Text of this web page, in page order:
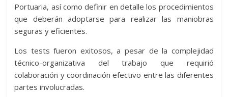
Portuaria, así como definir en detalle los procedimientos
que deberán adoptarse para realizar las maniobras
seguras y eficientes.
Los tests fueron exitosos, a pesar de la complejidad
técnico-organizativa del trabajo que requirió
colaboración y coordinación efectivo entre las diferentes
partes involucradas.